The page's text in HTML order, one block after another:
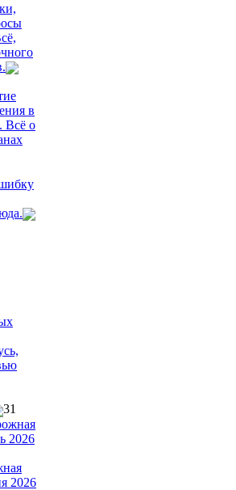
в
Всё о
31
2026
2026